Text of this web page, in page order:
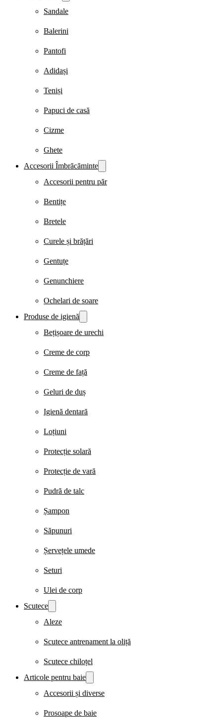
Sandale
Balerini
Pantofi
Adidași
Teniși
Papuci de casă
Cizme
Ghete
Accesorii Îmbrăcăminte
Accesorii pentru păr
Bentițe
Bretele
Curele și brățări
Gentuțe
Genunchiere
Ochelari de soare
Produse de igienă
Bețișoare de urechi
Creme de corp
Creme de față
Geluri de duș
Igienă dentară
Loțiuni
Protecție solară
Protecție de vară
Pudră de talc
Șampon
Săpunuri
Șervețele umede
Seturi
Ulei de corp
Scutece
Aleze
Scutece antrenament la oliță
Scutece chiloțel
Articole pentru baie
Accesorii și diverse
Prosoape de baie